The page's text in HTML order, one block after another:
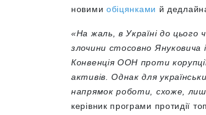
новими обіцянками й
«На жаль, в Україні до цього
злочини стосовно Януковича
Конвенція ООН проти
активів. Однак для
напрямок роботи, схоже,
керівник програми протидії